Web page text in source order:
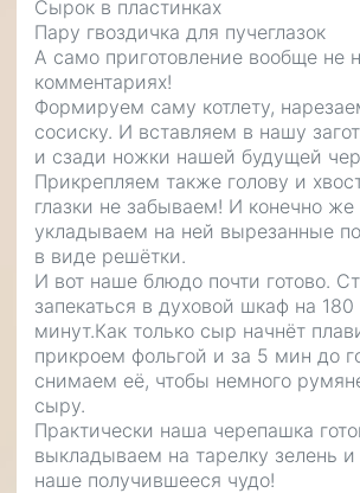
Сырок в пластинках
Пару гвоздичка для пучеглазок
А само приготовление вообще не
комментариях!
Формируем саму котлету,
сосиску. И вставляем в нашу
и сзади ножки нашей будущей
Прикрепляем также голову и
глазки не забываем! И конечно же
укладываем на ней вырезанные
в виде решётки.
И вот наше блюдо почти готово.
запекаться в духовой шкаф на
минут.Как только сыр начнёт
прикроем фольгой и за 5 мин до
снимаем её, чтобы немного
сыру.
Практически наша черепашка
выкладываем на тарелку зелень
наше получившееся чудо!